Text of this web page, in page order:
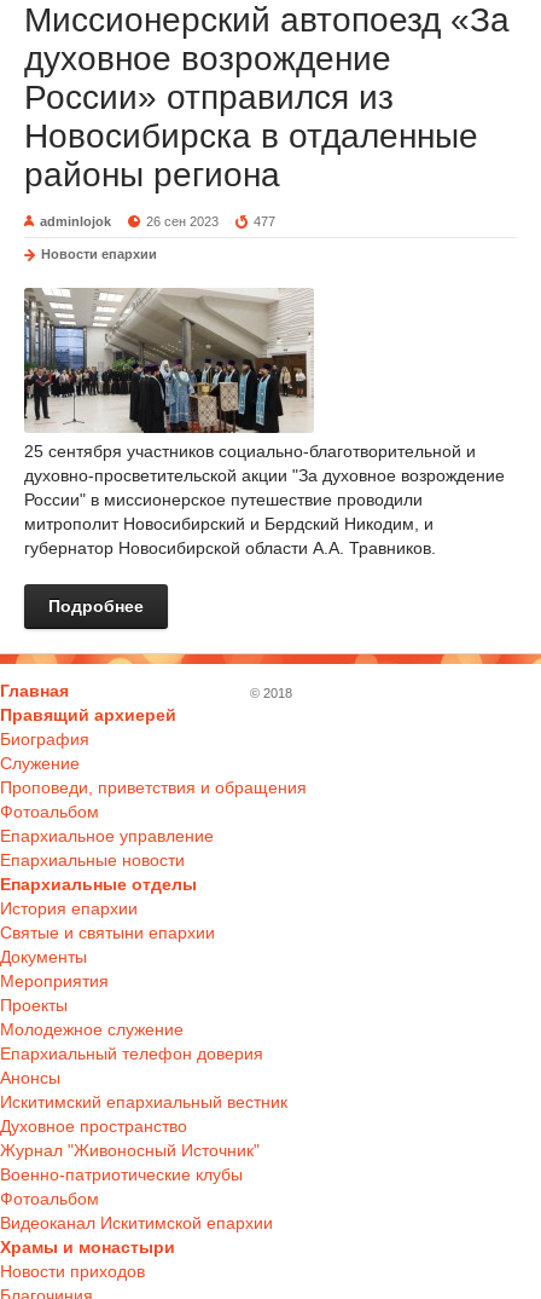
Миссионерский автопоезд «За
духовное возрождение
России» отправился из
Новосибирска в отдаленные
районы региона
adminlojok 26 сен 2023 477
Новости епархии
25 сентября участников социально-благотворительной и
духовно-просветительской акции "За духовное возрождение
России" в миссионерское путешествие проводили
митрополит Новосибирский и Бердский Никодим, и
губернатор Новосибирской области А.А. Травников.
Подробнее
Главная
Правящий архиерей
Биография
Служение
Проповеди, приветствия и обращения
Фотоальбом
Епархиальное управление
Епархиальные новости
Епархиальные отделы
История епархии
Святые и святыни епархии
Документы
Мероприятия
Проекты
Молодежное служение
Епархиальный телефон доверия
Анонсы
Искитимский епархиальный вестник
Духовное пространство
Журнал "Живоносный Источник"
Военно-патриотические клубы
Фотоальбом
Видеоканал Искитимской епархии
Храмы и монастыри
Новости приходов
© 2018